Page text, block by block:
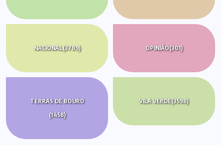
NACIONAL(3789) OPINIÃO(301)
TERRAS DE BOURO
(1458)
VILA VERDE(3598)